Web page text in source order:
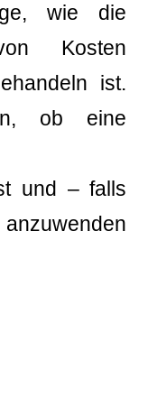
wie die
Kosten
ist.
ob eine
und – falls
anzuwenden